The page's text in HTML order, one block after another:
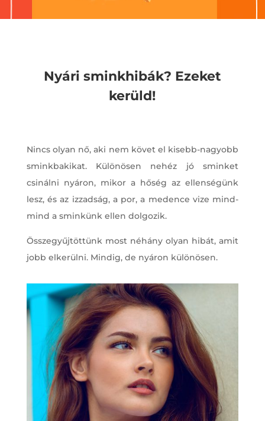
Nyári sminkhibák? Ezeket
kerüld!
Nincs olyan nő, aki nem követ el kisebb-nagyobb
sminkbakikat. Különösen nehéz jó sminket
csinálni nyáron, mikor a hőség az ellenségünk
lesz, és az izzadság, a por, a medence vize mind-
mind a sminkünk ellen dolgozik.
Összegyűjtöttünk most néhány olyan hibát, amit
jobb elkerülni. Mindig, de nyáron különösen.